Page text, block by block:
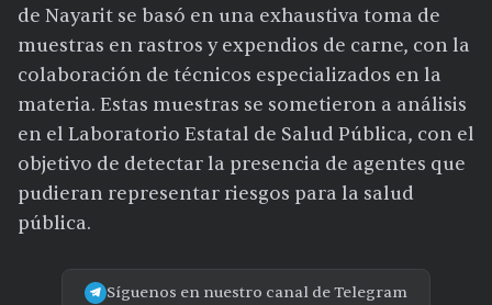
de Nayarit se basó en una exhaustiva toma de
muestras en rastros y expendios de carne, con la
colaboración de técnicos especializados en la
materia. Estas muestras se sometieron a análisis
en el Laboratorio Estatal de Salud Pública, con el
objetivo de detectar la presencia de agentes que
pudieran representar riesgos para la salud
pública.
Síguenos en nuestro canal de Telegram